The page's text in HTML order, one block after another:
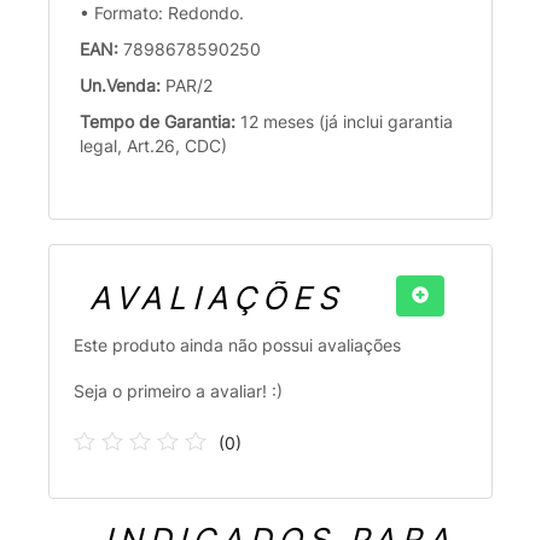
• Formato: Redondo.
EAN: 7898678590250
Un.Venda: PAR/2
Tempo de Garantia: 12 meses (já inclui garantia
legal, Art.26, CDC)
AVALIAÇÕES
Este produto ainda não possui avaliações
Seja o primeiro a avaliar! :)
(0)